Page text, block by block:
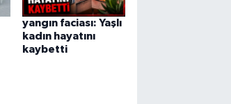
yangın faciası: Yaşlı
kadın hayatını
kaybetti